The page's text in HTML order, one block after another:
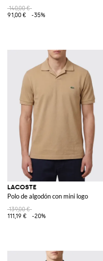
140,00 €
91,00 €
-35%
LACOSTE
Polo de algodón con mini logo
139,00 €
111,19 €
-20%